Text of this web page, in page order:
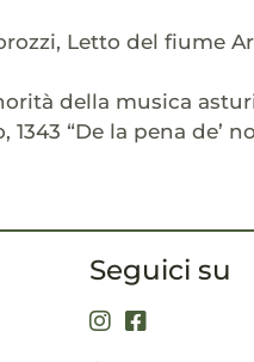
Letto del fiume
della musica
“De la pena de’
Seguici su